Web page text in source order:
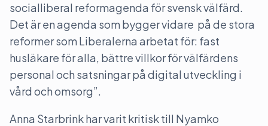
socialliberal reformagenda för svensk välfärd.
Det är en agenda som bygger vidare på de stora
reformer som Liberalerna arbetat för: fast
husläkare för alla, bättre villkor för välfärdens
personal och satsningar på digital utveckling i
vård och omsorg”.
Anna Starbrink har varit kritisk till Nyamko